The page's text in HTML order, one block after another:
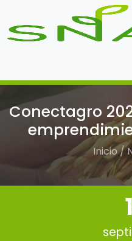
Conectagro
Inicio /